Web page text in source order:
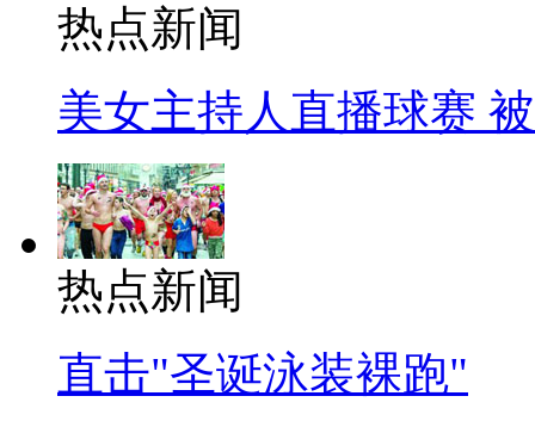
热点新闻
美女主持人直播球赛
热点新闻
直击"圣诞泳装裸跑"